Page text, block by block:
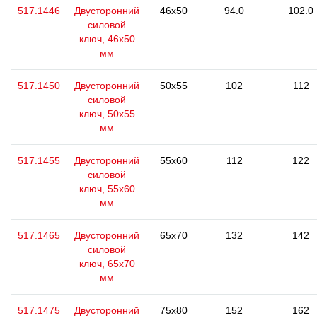
517.1446
Двусторонний
силовой
ключ, 46x50
мм
46x50 94.0 102.0
517.1450
Двусторонний
силовой
ключ, 50x55
мм
50x55 102 112
517.1455
Двусторонний
силовой
ключ, 55x60
мм
55x60 112 122
517.1465
Двусторонний
силовой
ключ, 65x70
мм
65x70 132 142
517.1475
Двусторонний
75x80 152 162